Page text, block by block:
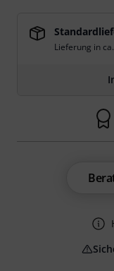
Lieferung in